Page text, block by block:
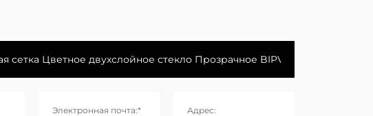
Электронная почта:* Адрес: